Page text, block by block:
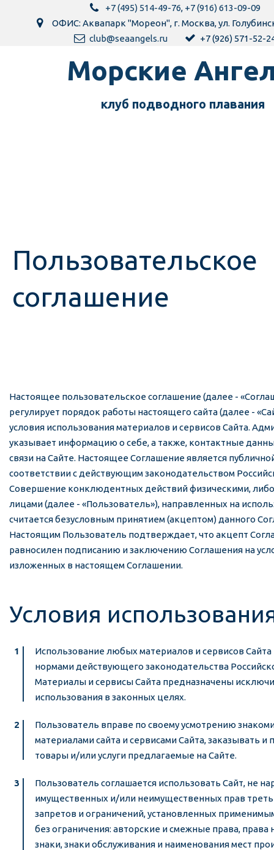
+7 (495) 514-49-76, +7 (916) 613-09-09
ОФИС: Аквапарк "Мореон", г. Москва,ул.
club@seaangels.ru
+7 (926) 571-52-
Морск­­­­­­ие
клуб подводного пла­­вания
Пользовательское
соглашение
Настоящее пользовательское соглашение (далее -
регулирует порядок работы настоящего сайта (далее -
условия использования материалов и сервисов Сайта.
указывает информацию о себе, а также, контактные
связи на Сайте. Настоящее Соглашение является
соответствии с действующим законодательством
Совершение конклюдентных действий физическими,
лицами (далее - «Пользователь»), направленных на
считается безусловным принятием (акцептом) данного
Настоящим Пользователь подтверждает, что акцепт
равносилен подписанию и заключению Соглашения на
изложенных в настоящем Соглашении.
Условия
Использование любых материалов и сервисов Сайта
нормами действующего законодательства
Материалы и сервисы Сайта предназначены
использования в законных целях.
Пользователь вправе по своему усмотрению
материалами сайта и сервисами Сайта, заказывать и
товары и/или услуги предлагаемые на Сайте.
Пользователь соглашается использовать Сайт, не
имущественных и/или неимущественных прав
запретов и ограничений, установленных
без ограничения: авторские и смежные права, права
знаки, знаки обслуживания и наименования мест